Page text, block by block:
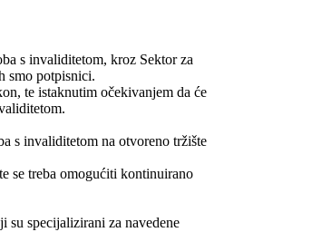
s invaliditetom, kroz Sektor za
smo potpisnici.
te istaknutim očekivanjem da će
s invaliditetom na otvoreno tržište
se treba omogućiti kontinuirano
su specijalizirani za navedene